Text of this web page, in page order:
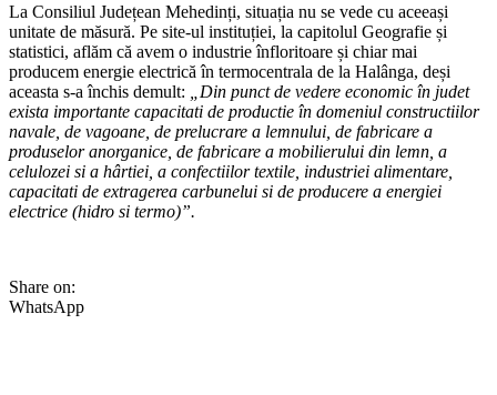
La Consiliul Județean Mehedinți, situația nu se vede cu aceeași
unitate de măsură. Pe site-ul instituției, la capitolul Geografie și
statistici, aflăm că avem o industrie înfloritoare și chiar mai
producem energie electrică în termocentrala de la Halânga, deși
aceasta s-a închis demult:
„Din punct de vedere economic în judet
exista importante capacitati de productie în domeniul constructiilor
navale, de vagoane, de prelucrare a lemnului, de fabricare a
produselor anorganice, de fabricare a mobilierului din lemn, a
celulozei si a hârtiei, a confectiilor textile, industriei alimentare,
capacitati de extragerea carbunelui si de producere a energiei
electrice (hidro si termo)”.
Share on:
WhatsApp